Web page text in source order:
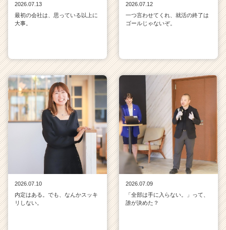
2026.07.13
最初の会社は、思っている以上に
大事。
2026.07.12
一つ言わせてくれ、就活の終了は
ゴールじゃないぞ。
2026.07.10
内定はある。でも、なんかスッキ
リしない。
2026.07.09
「全部は手に入らない。」って、
誰が決めた？